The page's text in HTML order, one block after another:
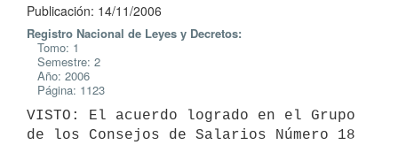
Publicación: 14/11/2006
Registro Nacional de Leyes y Decretos:
Tomo: 1
Semestre: 2
Año: 2006
Página: 1123
VISTO: El acuerdo logrado en el Grupo
de los Consejos de Salarios Número 18